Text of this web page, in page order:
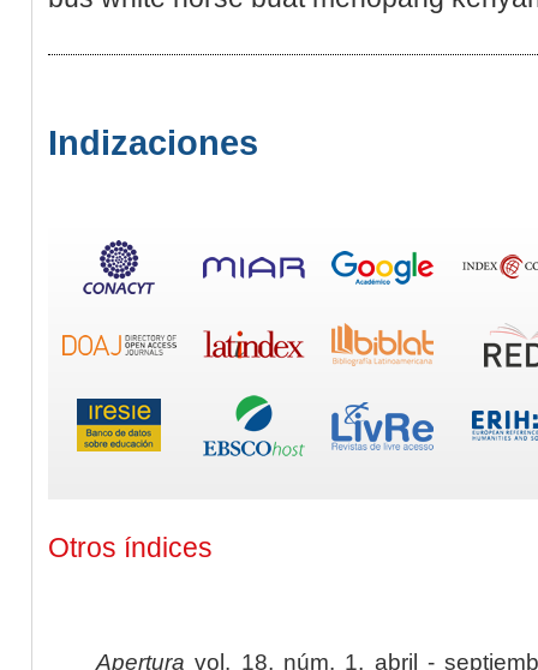
Indizaciones
Otros índices
Apertura vol. 18, núm. 1, abril -